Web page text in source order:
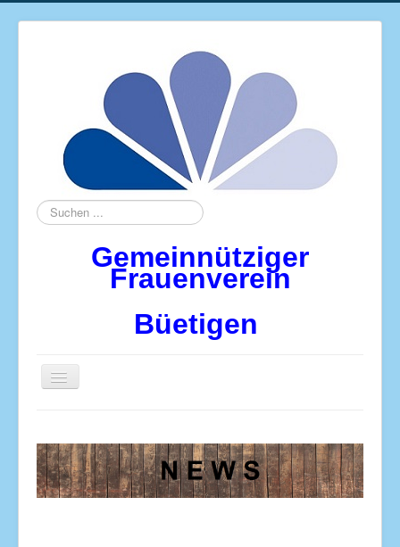
Suchen
...
Gemeinnütziger
Frauenverein
Büetigen
Navigation
an/aus
Über uns und Kontaktaufnahme
News